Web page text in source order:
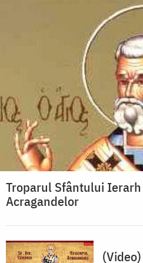
Troparul Sfântului
Acragandelor